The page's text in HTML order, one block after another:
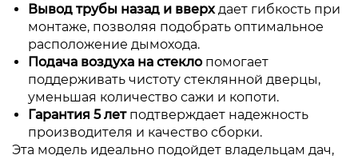
Вывод трубы назад и вверхдает гибкость при
монтаже, позволяя подобрать оптимальное
расположение дымохода.
Подача воздуха на стеклопомогает
поддерживать чистоту стеклянной дверцы,
уменьшая количество сажи и копоти.
Гарантия 5 летподтверждает надежность
производителя и качество сборки.
Эта модель идеально подойдет владельцам дач,